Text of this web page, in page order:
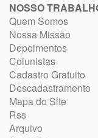
NOSSO
Quem Somos
Nossa Missão
Depoimentos
Colunistas
Cadastro Gratuito
Descadastramento
Mapa do Site
Rss
Arquivo